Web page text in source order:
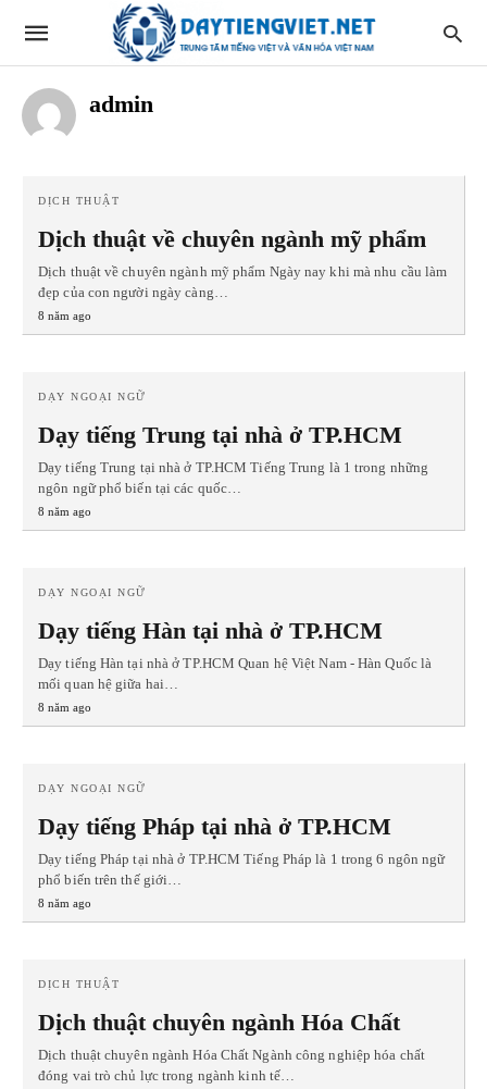
admin
DỊCH THUẬT
Dịch thuật về chuyên ngành mỹ phẩm
Dịch thuật về chuyên ngành mỹ phẩm Ngày nay khi mà nhu cầu làm
đẹp của con người ngày càng…
8 năm ago
DẠY NGOẠI NGỮ
Dạy tiếng Trung tại nhà ở TP.HCM
Dạy tiếng Trung tại nhà ở TP.HCM Tiếng Trung là 1 trong những
ngôn ngữ phổ biến tại các quốc…
8 năm ago
DẠY NGOẠI NGỮ
Dạy tiếng Hàn tại nhà ở TP.HCM
Dạy tiếng Hàn tại nhà ở TP.HCM Quan hệ Việt Nam - Hàn Quốc là
mối quan hệ giữa hai…
8 năm ago
DẠY NGOẠI NGỮ
Dạy tiếng Pháp tại nhà ở TP.HCM
Dạy tiếng Pháp tại nhà ở TP.HCM Tiếng Pháp là 1 trong 6 ngôn ngữ
phổ biến trên thế giới…
8 năm ago
DỊCH THUẬT
Dịch thuật chuyên ngành Hóa Chất
Dịch thuật chuyên ngành Hóa Chất Ngành công nghiệp hóa chất
đóng vai trò chủ lực trong ngành kinh tế…